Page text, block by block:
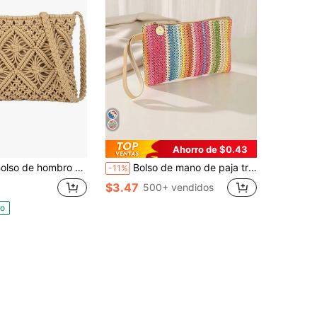
de mujer estilo boho macramé tejido, bolso bandolera hueco de punto con borlas, bolso de playa de verano beige, bolso de mano de noche
Ahorro de $0.43
-11% Bolso de mano de paja trenzada con rayas de colores arcoíris, bolsa de muñeca de playa de verano, bolso de moda para mujer, bolso bohemio de vacaciones
$3.47 500+ vendidos